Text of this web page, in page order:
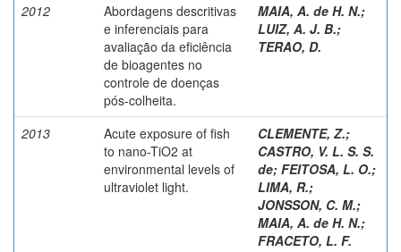
2012
Abordagens descritivas
e inferenciais para
avaliação da eficiência
de bioagentes no
controle de doenças
pós-colheita.
MAIA, A. de H. N.;
LUIZ, A. J. B.;
TERAO, D.
2013
Acute exposure of fish
to nano-TiO2 at
environmental levels of
ultraviolet light.
CLEMENTE, Z.;
CASTRO, V. L. S. S.
de; FEITOSA, L. O.;
LIMA, R.;
JONSSON, C. M.;
MAIA, A. de H. N.;
FRACETO, L. F.